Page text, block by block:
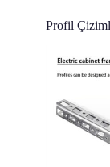
Profil